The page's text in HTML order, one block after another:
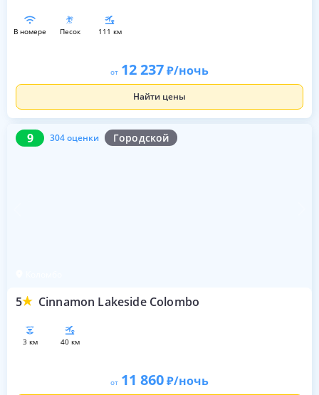
в номере песок 111 км
от 12 237 /ночь
Найти цены
9 304 оценки Городской
5 Cinnamon Lakeside Colombo
9 304 оценки
3 км 40 км
от 11 860 /ночь